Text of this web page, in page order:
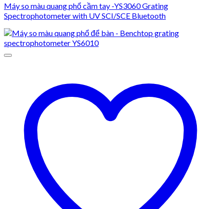
Máy so màu quang phổ cầm tay -YS3060 Grating
Spectrophotometer with UV SCI/SCE Bluetooth